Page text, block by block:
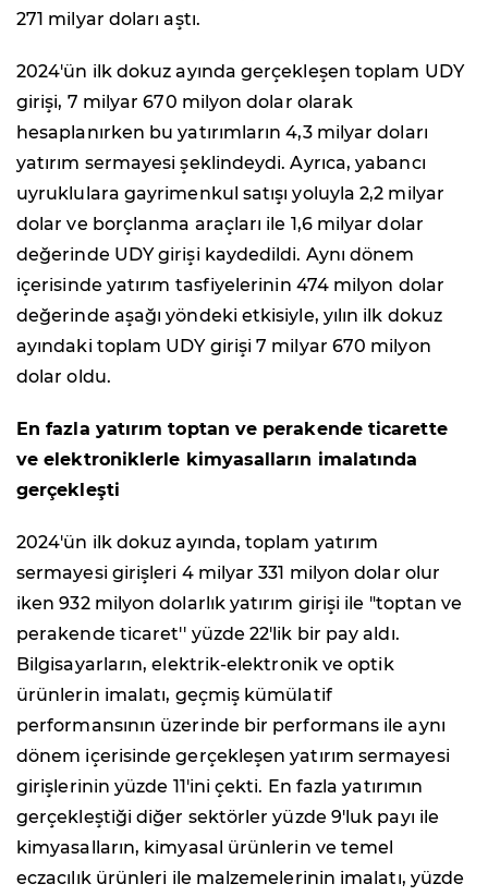
271 milyar doları aştı.
2024'ün ilk dokuz ayında gerçekleşen toplam UDY
girişi, 7 milyar 670 milyon dolar olarak
hesaplanırken bu yatırımların 4,3 milyar doları
yatırım sermayesi şeklindeydi. Ayrıca, yabancı
uyruklulara gayrimenkul satışı yoluyla 2,2 milyar
dolar ve borçlanma araçları ile 1,6 milyar dolar
değerinde UDY girişi kaydedildi. Aynı dönem
içerisinde yatırım tasfiyelerinin 474 milyon dolar
değerinde aşağı yöndeki etkisiyle, yılın ilk dokuz
ayındaki toplam UDY girişi 7 milyar 670 milyon
dolar oldu.
En fazla yatırım toptan ve perakende ticarette
ve elektroniklerle kimyasalların imalatında
gerçekleşti
2024'ün ilk dokuz ayında, toplam yatırım
sermayesi girişleri 4 milyar 331 milyon dolar olur
iken 932 milyon dolarlık yatırım girişi ile "toptan ve
perakende ticaret'' yüzde 22'lik bir pay aldı.
Bilgisayarların, elektrik-elektronik ve optik
ürünlerin imalatı, geçmiş kümülatif
performansının üzerinde bir performans ile aynı
dönem içerisinde gerçekleşen yatırım sermayesi
girişlerinin yüzde 11'ini çekti. En fazla yatırımın
gerçekleştiği diğer sektörler yüzde 9'luk payı ile
kimyasalların, kimyasal ürünlerin ve temel
eczacılık ürünleri ile malzemelerinin imalatı, yüzde